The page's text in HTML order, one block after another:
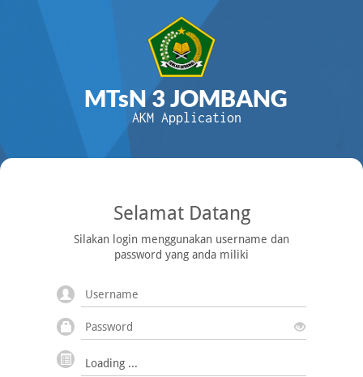
MTsN 3 JOMBANG
AKM Application
Selamat Datang
Silakan login menggunakan username dan
password yang anda miliki